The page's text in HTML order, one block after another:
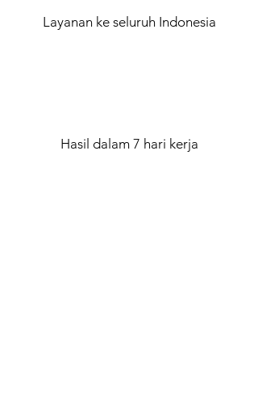
Layanan ke seluruh Indonesia
Hasil dalam 7 hari kerja